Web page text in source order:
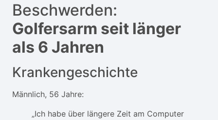
Beschwerden:
Golfersarm seit länger
als 6 Jahren
Krankengeschichte
Männlich, 56 Jahre:
„Ich habe über längere Zeit am Computer